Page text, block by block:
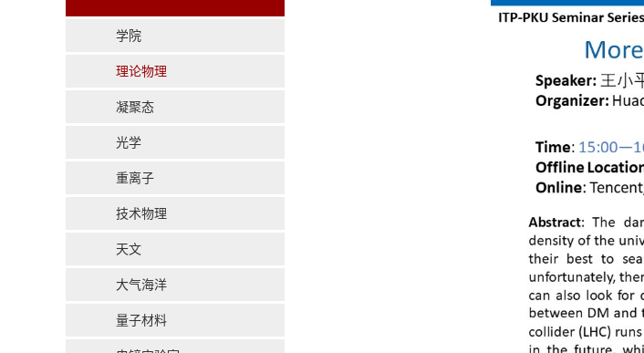
学院
理论物理
凝聚态
光学
重离子
技术物理
天文
大气海洋
量子材料